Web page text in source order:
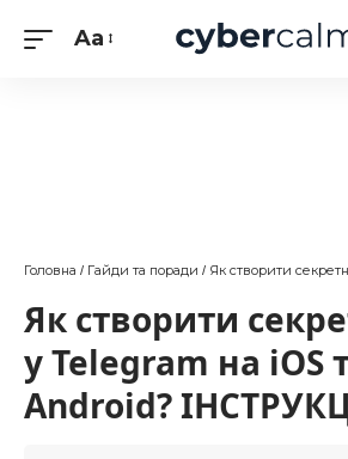
Aa
Головна / Гайди та поради / Як створити секретний чат у
Як створити
у Telegram на iOS
Android?